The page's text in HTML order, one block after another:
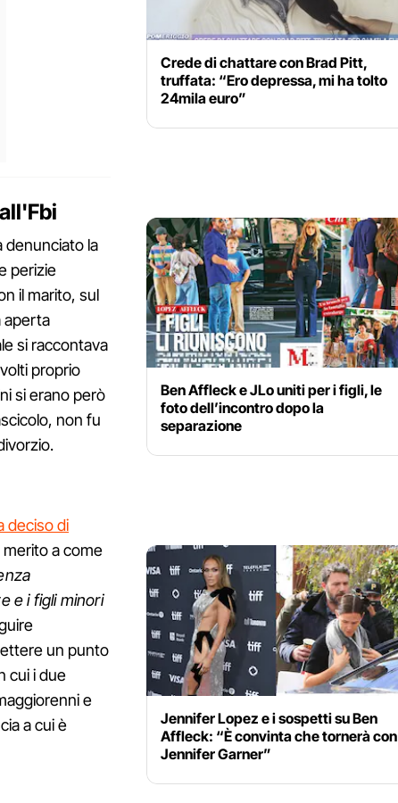
denunciato la
perizie
il marito, sul
aperta
si raccontava
proprio
si erano però
non fu
deciso di
merito a come
e i figli minori
un punto
cui i due
e
a cui è
Crede di chattare con Brad Pitt,
truffata: “Ero depressa, mi ha tolto
24mila euro”
Ben Affleck e JLo uniti per i figli, le
foto dell’incontro dopo la
separazione
Jennifer Lopez e i sospetti su Ben
Affleck: “È convinta che tornerà con
Jennifer Garner”